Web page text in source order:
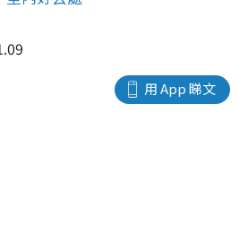
用 App 睇文